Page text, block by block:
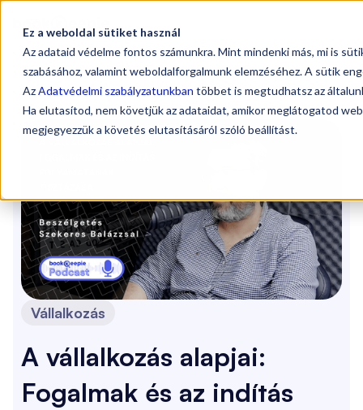
Ez a weboldal sütiket használ
Az adataid védelme fontos számunkra. Mint mindenki más, mi is
szabásához, valamint weboldalforgalmunk elemzéséhez. A sütik
AzAdatvédelmi szabályzatunkban többet is megtudhatsz az
Ha elutasítod, nem követjük az adataidat, amikor meglátogatod
megjegyezzük a követés elutasításáról szóló beállítást.
Blog / A vállalkozás alapjai: Fogalmak és az indítás
folyamatának tisztázása(Vállalkozás)
Vállalkozás
A vállalkozás alapjai:
Fogalmak és az indítás